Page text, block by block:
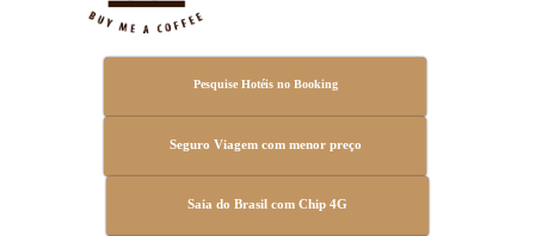
Pesquise Hotéis no Booking
Seguro Viagem com menor preço
Saia do Brasil com Chip 4G